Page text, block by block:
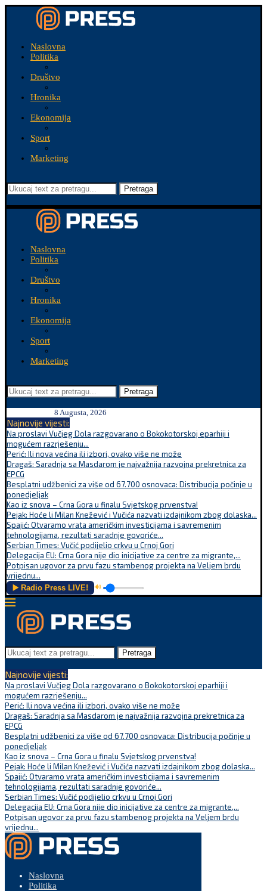
Naslovna
Politika
Društvo
Hronika
Ekonomija
Sport
Marketing
Pretraga
Naslovna
Politika
Društvo
Hronika
Ekonomija
Sport
Marketing
Pretraga
8 Augusta, 2026
Najnovije vijesti:
Na proslavi Vučjeg Dola razgovarano o Bokokotorskoj eparhiji i
mogućem razrješenju...
Perić: Ili nova većina ili izbori, ovako više ne može
Dragaš: Saradnja sa Masdarom je najvažnija razvojna prekretnica za
EPCG
Besplatni udžbenici za više od 67.700 osnovaca: Distribucija počinje u
ponedjeljak
Kao iz snova – Crna Gora u finalu Svjetskog prvenstva!
Pejak: Hoće li Milan Knežević i Vučića nazvati izdajnikom zbog dolaska...
Spajić: Otvaramo vrata američkim investicijama i savremenim
tehnologijama, rezultati saradnje govoriće...
Serbian Times: Vučić podijelio crkvu u Crnoj Gori
Delegacija EU: Crna Gora nije dio inicijative za centre za migrante,...
Potpisan ugovor za prvu fazu stambenog projekta na Veljem brdu
vrijednu...
▶️ Radio Press LIVE! 🔊
Pretraga
Najnovije vijesti:
Na proslavi Vučjeg Dola razgovarano o Bokokotorskoj eparhiji i
mogućem razrješenju...
Perić: Ili nova većina ili izbori, ovako više ne može
Dragaš: Saradnja sa Masdarom je najvažnija razvojna prekretnica za
EPCG
Besplatni udžbenici za više od 67.700 osnovaca: Distribucija počinje u
ponedjeljak
Kao iz snova – Crna Gora u finalu Svjetskog prvenstva!
Pejak: Hoće li Milan Knežević i Vučića nazvati izdajnikom zbog dolaska...
Spajić: Otvaramo vrata američkim investicijama i savremenim
tehnologijama, rezultati saradnje govoriće...
Serbian Times: Vučić podijelio crkvu u Crnoj Gori
Delegacija EU: Crna Gora nije dio inicijative za centre za migrante,...
Potpisan ugovor za prvu fazu stambenog projekta na Veljem brdu
vrijednu...
Naslovna
Politika